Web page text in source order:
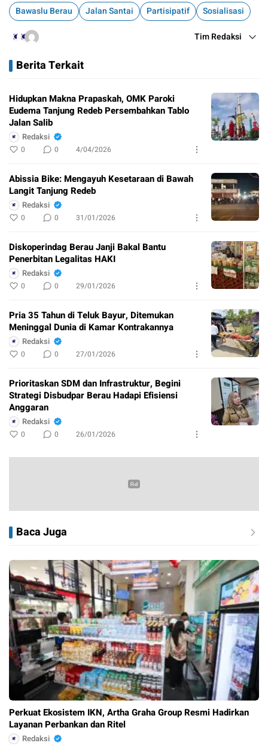
Bawaslu Berau Jalan Santai Partisipatif Sosialisasi
Tim Redaksi
Berita Terkait
Hidupkan Makna Prapaskah, OMK Paroki
Eudema Tanjung Redeb Persembahkan Tablo
Jalan Salib
Redaksi
0 0 4/04/2026
Abissia Bike: Mengayuh Kesetaraan di Bawah
Langit Tanjung Redeb
Redaksi
0 0 31/01/2026
Diskoperindag Berau Janji Bakal Bantu
Penerbitan Legalitas HAKI
Redaksi
0 0 29/01/2026
Pria 35 Tahun di Teluk Bayur, Ditemukan
Meninggal Dunia di Kamar Kontrakannya
Redaksi
0 0 27/01/2026
Prioritaskan SDM dan Infrastruktur, Begini
Strategi Disbudpar Berau Hadapi Efisiensi
Anggaran
Redaksi
0 0 26/01/2026
Baca Juga
Perkuat Ekosistem IKN, Artha Graha Group Resmi Hadirkan
Layanan Perbankan dan Ritel
Redaksi